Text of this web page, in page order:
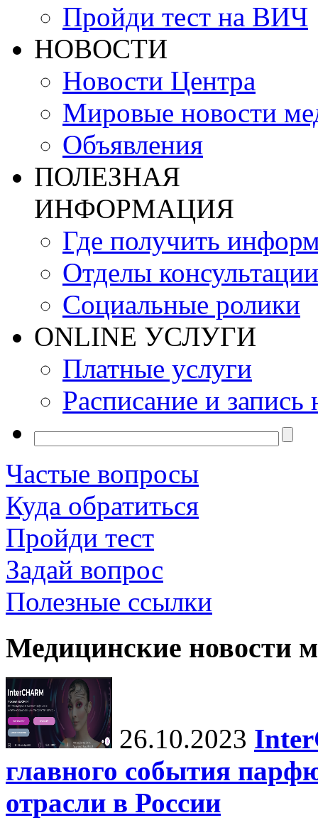
Пройди тест на ВИЧ
НОВОСТИ
Новости Центра
Мировые новости
Объявления
ПОЛЕЗНАЯ
ИНФОРМАЦИЯ
Где получить
Отделы консультации
Социальные ролики
ONLINE УСЛУГИ
Платные услуги
Расписание и запись
Частые вопросы
Куда обратиться
Пройди тест
Задай вопрос
Полезные ссылки
Медицинские новости
26.10.2023
главного события
отрасли в России